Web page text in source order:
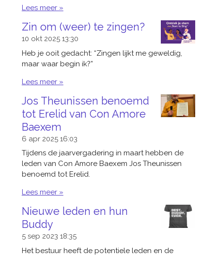
Lees meer »
Zin om (weer) te zingen?
10 okt 2025 13:30
Heb je ooit gedacht: “Zingen lijkt me geweldig,
maar waar begin ik?”
Lees meer »
Jos Theunissen benoemd
tot Erelid van Con Amore
Baexem
6 apr 2025 16:03
Tijdens de jaarvergadering in maart hebben de
leden van Con Amore Baexem Jos Theunissen
benoemd tot Erelid.
Lees meer »
Nieuwe leden en hun
Buddy
5 sep 2023 18:35
Het bestuur heeft de potentiele leden en de